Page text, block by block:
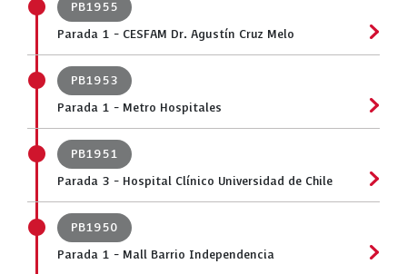
PB1955
Parada 1 - CESFAM Dr. Agustín Cruz Melo
PB1953
Parada 1 - Metro Hospitales
PB1951
Parada 3 - Hospital Clínico Universidad de Chile
PB1950
Parada 1 - Mall Barrio Independencia